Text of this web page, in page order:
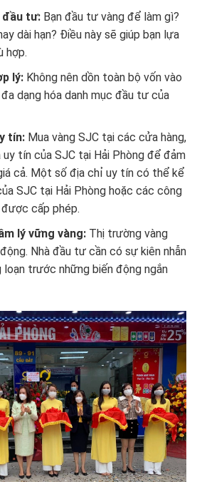
đầu tư:Bạn đầu tư vàng để làm gì?
dài hạn? Điều này sẽ giúp bạn lựa
hợp.
lý:Không nên dồn toàn bộ vốn vào
dạng hóa danh mục đầu tư của
tín:Mua vàng SJC tại các cửa hàng,
tín của SJC tại Hải Phòng để đảm
cả. Một số địa chỉ uy tín có thể kể
SJC tại Hải Phòng hoặc các công
cấp phép.
lý vững vàng:Thị trường vàng
Nhà đầu tư cần có sự kiên nhẫn
loạn trước những biến động ngắn